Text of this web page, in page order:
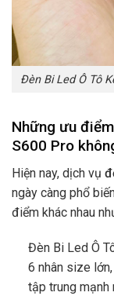
Đèn Bi Led Ô Tô
Những ưu
S600 Pro
Hiện nay, dịch vụ
ngày càng phổ
điểm khác nhau
Đèn Bi Led Ô
6 nhân size
tập trung